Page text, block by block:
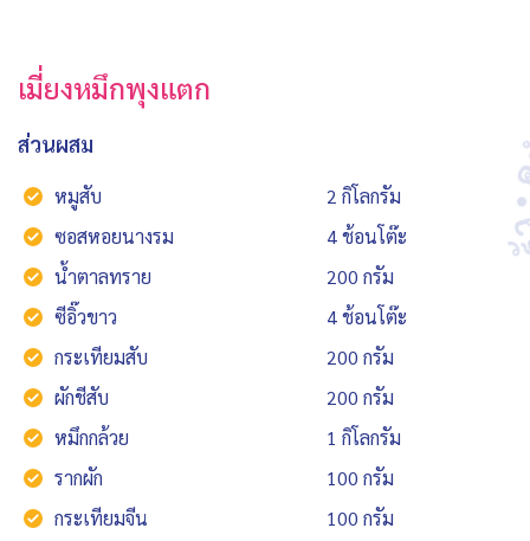
เมี่ยงหมึกพุงแตก
ส่วนผสม
หมูสับ
2 กิโลกรัม
ซอสหอยนางรม
4 ช้อนโต๊ะ
น้ำตาลทราย
200 กรัม
ซีอิ๊วขาว
4 ช้อนโต๊ะ
กระเทียมสับ
200 กรัม
ผักชีสับ
200 กรัม
หมึกกล้วย
1 กิโลกรัม
รากผัก
100 กรัม
กระเทียมจีน
100 กรัม